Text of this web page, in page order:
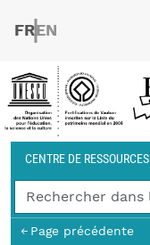
FRENCH
ENGLISH
Fil d'Ariane
CENTRE DE RESSOURCES
Page précédente